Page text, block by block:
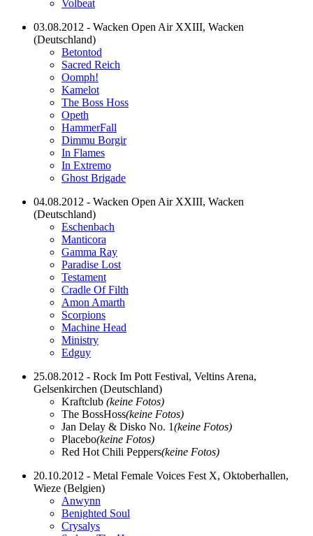
Volbeat
03.08.2012 - Wacken Open Air XXIII, Wacken
(Deutschland)
Betontod
Sacred Reich
Oomph!
Kamelot
The Boss Hoss
Opeth
HammerFall
Dimmu Borgir
In Flames
In Extremo
Ghost Brigade
04.08.2012 - Wacken Open Air XXIII, Wacken
(Deutschland)
Eschenbach
Manticora
Gamma Ray
Paradise Lost
Testament
Cradle Of Filth
Amon Amarth
Scorpions
Machine Head
Ministry
Edguy
25.08.2012 - Rock Im Pott Festival, Veltins Arena,
Gelsenkirchen (Deutschland)
Kraftclub (keine Fotos)
The BossHoss(keine Fotos)
Jan Delay & Disko No. 1(keine Fotos)
Placebo(keine Fotos)
Red Hot Chili Peppers(keine Fotos)
20.10.2012 - Metal Female Voices Fest X, Oktoberhallen,
Wieze (Belgien)
Anwynn
Benighted Soul
Crysalys